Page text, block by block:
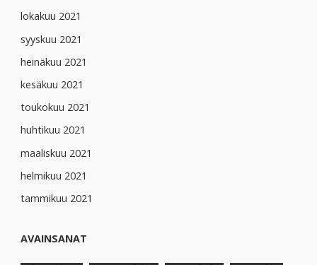
lokakuu 2021
syyskuu 2021
heinäkuu 2021
kesäkuu 2021
toukokuu 2021
huhtikuu 2021
maaliskuu 2021
helmikuu 2021
tammikuu 2021
AVAINSANAT